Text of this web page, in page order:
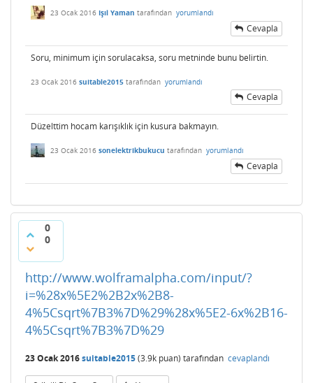
23 Ocak 2016 Işıl Yaman tarafından yorumlandı
Cevapla
Soru, minimum için sorulacaksa, soru metninde bunu belirtin.
23 Ocak 2016 suitable2015 tarafından yorumlandı
Cevapla
Düzelttim hocam karışıklık için kusura bakmayın.
23 Ocak 2016 sonelektrikbukucu tarafından yorumlandı
Cevapla
0
0
http://www.wolframalpha.com/input/?
i=%28x%5E2%2B2x%2B8-
4%5Csqrt%7B3%7D%29%28x%5E2-6x%2B16-
4%5Csqrt%7B3%7D%29
23 Ocak 2016suitable2015(3.9k puan) tarafından cevaplandı